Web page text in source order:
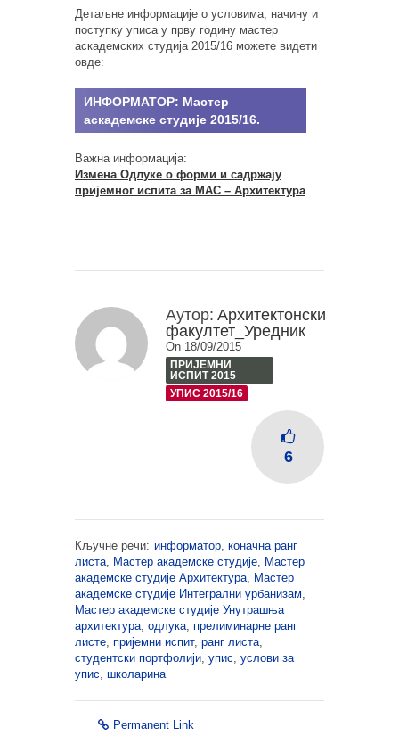
Детаљне информације о условима, начину и
поступку уписа у прву годину мастер
аскадемских студија 2015/16 можете видети
овде:
ИНФОРМАТОР: Мастер
аскадемске студије 2015/16.
Важна информација:
Измена Одлуке о форми и садржају
пријемног испита за МАС – Архитектура
Аутор: Архитектонски
факултет_Уредник
On 18/09/2015
ПРИЈЕМНИ
ИСПИТ 2015
УПИС 2015/16
6
Кључне речи: информатор, коначна ранг
листа, Мастер академске студије, Мастер
академске студије Архитектура, Мастер
академске студије Интегрални урбанизам,
Мастер академске студије Унутрашња
архитектура, одлука, прелиминарне ранг
листе, пријемни испит, ранг листа,
студентски портфолији, упис, услови за
упис, школарина
Permanent Link